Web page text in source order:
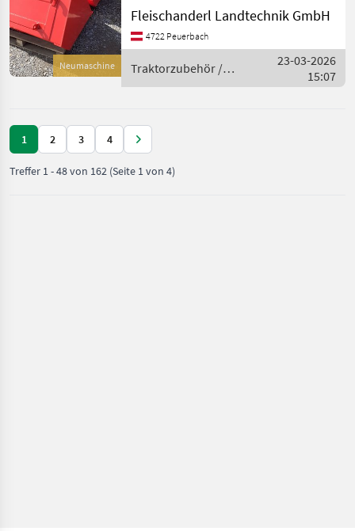
Neumaschine
Euro-Aufnahme, Preis inkl.
Mwst 1180, - Euro 1POL
Volumenschaufel, 2, 0m,
Aufnahme, Preis i
Fleischanderl Landtechnik GmbH
4722 Peuerbach
Traktorzubehör /
Stekro
23-03-2026
15:07
1 2 3 4
Treffer 1-48von 162 (Seite 1 von 4)